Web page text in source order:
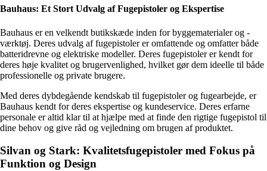
Bauhaus: Et Stort Udvalg af Fugepistoler og Ekspertise
Bauhaus er en velkendt butikskæde inden for byggematerialer og -
værktøj. Deres udvalg af fugepistoler er omfattende og omfatter både
batteridrevne og elektriske modeller. Deres fugepistoler er kendt for
deres høje kvalitet og brugervenlighed, hvilket gør dem ideelle til både
professionelle og private brugere.
Med deres dybdegående kendskab til fugepistoler og fugearbejde, er
Bauhaus kendt for deres ekspertise og kundeservice. Deres erfarne
personale er altid klar til at hjælpe med at finde den rigtige fugepistol til
dine behov og give råd og vejledning om brugen af produktet.
Silvan og Stark: Kvalitetsfugepistoler med Fokus på
Funktion og Design